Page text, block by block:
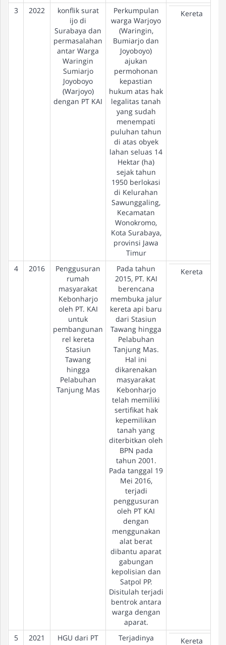
3 2022
konflik surat
ijo di
Surabaya dan
permasalahan
antar Warga
Waringin
Sumiarjo
Joyoboyo
(Warjoyo)
dengan PT KAI
Perkumpulan
warga Warjoyo
(Waringin,
Bumiarjo dan
Joyoboyo)
ajukan
permohonan
kepastian
hukum atas hak
legalitas tanah
yang sudah
menempati
puluhan tahun
di atas obyek
lahan seluas 14
Hektar (ha)
sejak tahun
1950 berlokasi
di Kelurahan
Sawunggaling,
Kecamatan
Wonokromo,
Kota Surabaya,
provinsi Jawa
Timur
Kereta
4 2016
Penggusuran
rumah
masyarakat
Kebonharjo
oleh PT. KAI
untuk
pembangunan
rel kereta
Stasiun
Tawang
hingga
Pelabuhan
Tanjung Mas
Pada tahun
2015, PT. KAI
berencana
membuka jalur
kereta api baru
dari Stasiun
Tawang hingga
Pelabuhan
Tanjung Mas.
Hal ini
dikarenakan
masyarakat
Kebonharjo
telah memiliki
sertifikat hak
kepemilikan
tanah yang
diterbitkan oleh
BPN pada
tahun 2001.
Pada tanggal 19
Mei 2016,
terjadi
penggusuran
oleh PT KAI
dengan
menggunakan
alat berat
dibantu aparat
gabungan
kepolisian dan
Satpol PP.
Disitulah terjadi
bentrok antara
warga dengan
aparat.
Kereta
5 2021
HGU dari PT
Terjadinya
Kereta